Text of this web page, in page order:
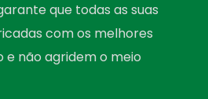
que todas as suas
com os melhores
não agridem o meio